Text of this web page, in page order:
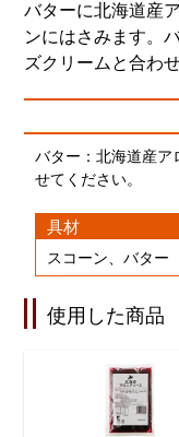
バターに北海道産
ンにはさみます。
ズクリームと合わ
バター：北海道産ア
せてください。
具材
スコーン、バター
使用した商品